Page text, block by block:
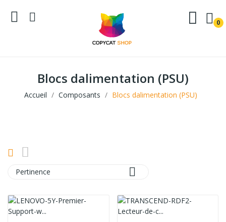
0
Blocs dalimentation (PSU)
Accueil Composants Blocs dalimentation (PSU)
Pertinence 